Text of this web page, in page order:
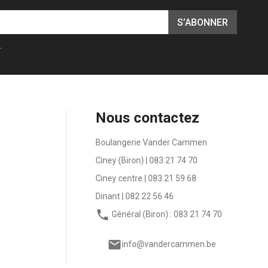
Nous contactez
Boulangerie Vander Cammen
Ciney (Biron) | 083 21 74 70
Ciney centre | 083 21 59 68
Dinant | 082 22 56 46
 Général (Biron) : 083 21 74 70
info@vandercammen.be